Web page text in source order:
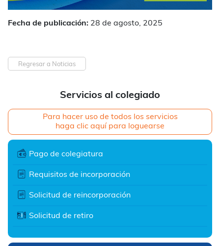
Servicios al colegiado
Para hacer uso de todos los servicios
haga clic aquí para loguearse
Pago de colegiatura
Requisitos de incorporación
Solicitud de reincorporación
Solicitud de retiro
Fecha de publicación: 28 de agosto, 2025
Regresar a Noticias